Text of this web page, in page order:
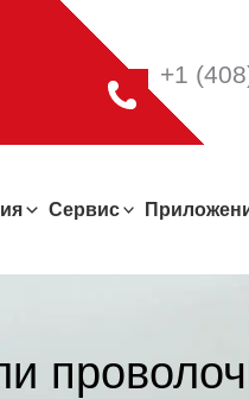
+1
Сервис